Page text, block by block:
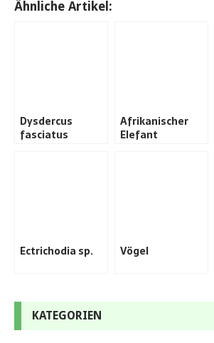
Ähnliche Artikel:
Dysdercus
fasciatus
Afrikanischer
Elefant
Ectrichodia sp. Vögel
KATEGORIEN